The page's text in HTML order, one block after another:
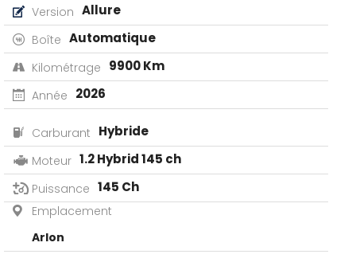
Version Allure
Boîte Automatique
Kilométrage 9900 Km
Année 2026
Carburant Hybride
Moteur 1.2 Hybrid 145 ch
Puissance 145 Ch
Emplacement
Arlon